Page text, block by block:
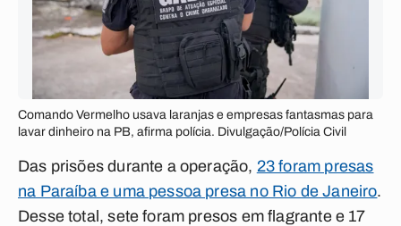
Comando Vermelho usava laranjas e empresas fantasmas para
lavar dinheiro na PB, afirma polícia. Divulgação/Polícia Civil
Das prisões durante a operação, 23 foram presas
na Paraíba e uma pessoa presa no Rio de Janeiro.
Desse total, sete foram presos em flagrante e 17